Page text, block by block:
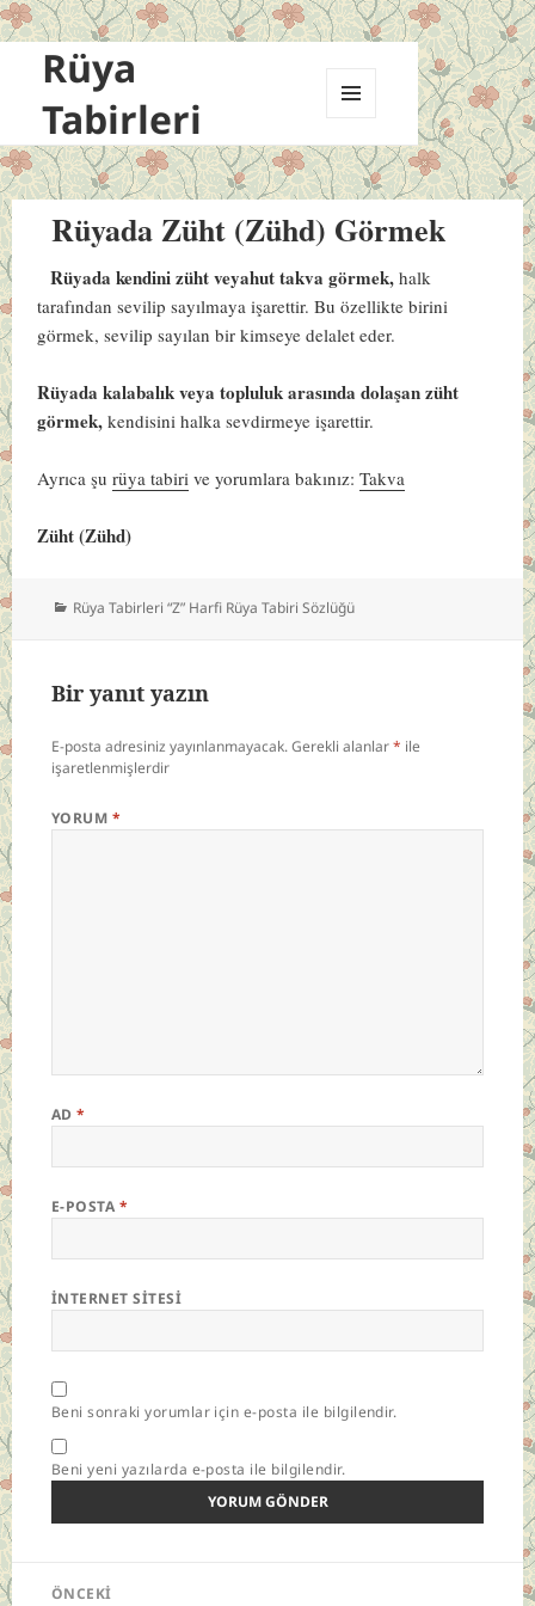
Rüya
Tabirleri
VE
BILEŞENLER
Rüyada Züht (Zühd) Görmek
Rüyada kendini züht veyahut takva görmek,halk
tarafından sevilip sayılmaya işarettir. Bu özellikte birini
görmek, sevilip sayılan bir kimseye delalet eder.
Rüyada kalabalık veya topluluk arasında dolaşan züht
görmek, kendisini halka sevdirmeye işarettir.
Ayrıca şurüya tabiri ve yorumlara bakınız:Takva
Züht (Zühd)
Kategoriler
Rüya Tabirleri “Z” Harfi Rüya Tabiri Sözlüğü
Bir yanıt yazın
E-posta adresiniz yayınlanmayacak.Gerekli alanlar* ile
işaretlenmişlerdir
YORUM *
AD*
E-POSTA *
İNTERNET SITESI
Beni sonraki yorumlar için e-posta ile bilgilendir.
Beni yeni yazılarda e-posta ile bilgilendir.
Yazı
ÖNCEKI